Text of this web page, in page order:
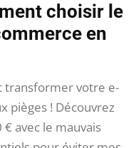
choisir le
en
transformer votre e-
pièges ! Découvrez
avec le mauvais